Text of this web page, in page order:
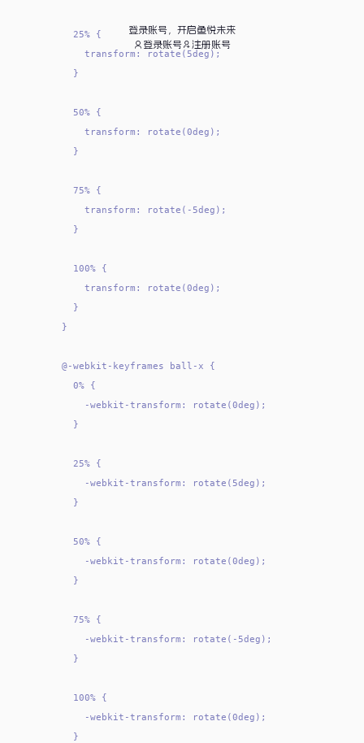
登录账号，开启鱼悦未来
登录账号
注册账号
    25% {
      transform: rotate(5deg);
    }
    50% {
      transform: rotate(0deg);
    }
    75% {
      transform: rotate(-5deg);
    }
    100% {
      transform: rotate(0deg);
    }
  }
  @-webkit-keyframes ball-x {
    0% {
      -webkit-transform: rotate(0deg);
    }
    25% {
      -webkit-transform: rotate(5deg);
    }
    50% {
      -webkit-transform: rotate(0deg);
    }
    75% {
      -webkit-transform: rotate(-5deg);
    }
    100% {
      -webkit-transform: rotate(0deg);
    }